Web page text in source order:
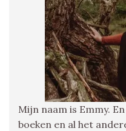
Mijn naam is Emmy.
boeken en al het